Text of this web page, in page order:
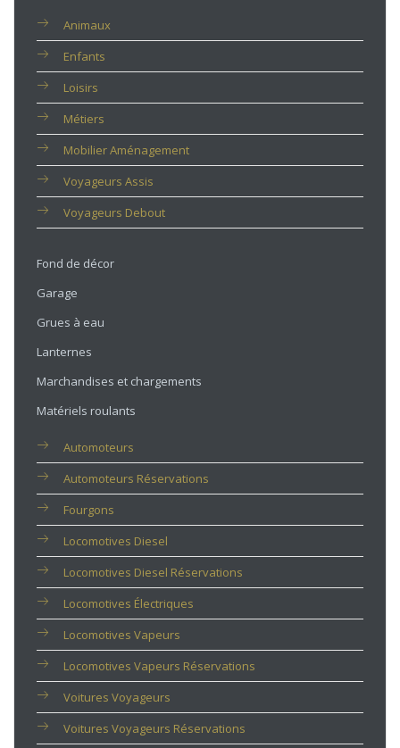
Animaux
Enfants
Loisirs
Métiers
Mobilier Aménagement
Voyageurs Assis
Voyageurs Debout
Fond de décor
Garage
Grues à eau
Lanternes
Marchandises et chargements
Matériels roulants
Automoteurs
Automoteurs Réservations
Fourgons
Locomotives Diesel
Locomotives Diesel Réservations
Locomotives Électriques
Locomotives Vapeurs
Locomotives Vapeurs Réservations
Voitures Voyageurs
Voitures Voyageurs Réservations